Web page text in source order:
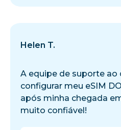
Helen T.
A equipe de suporte ao
configurar meu eSIM
após minha chegada
muito confiável!